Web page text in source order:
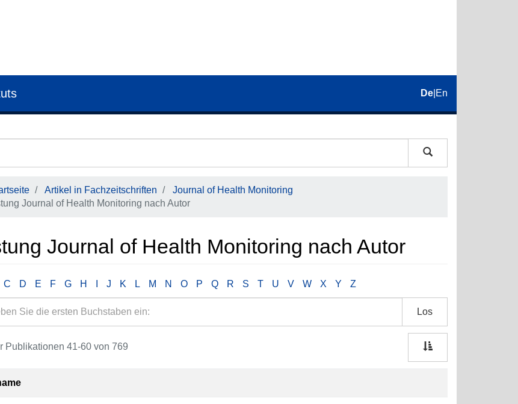
De En
Artikel in Fachzeitschriften
Journal of Health Monitoring
Journal of Health Monitoring nach Autor
Journal of Health Monitoring nach Autor
C D E F G H J K L M N O P Q R S T U V W X Y Z
Los
Publikationen 41-60 von 769